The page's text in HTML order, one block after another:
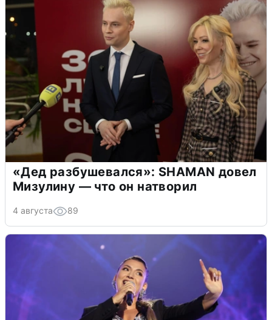
«Дед разбушевался»: SHAMAN довел
Мизулину — что он натворил
4 августа 89